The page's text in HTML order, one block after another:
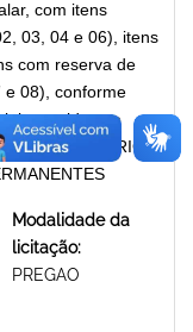
com itens
03, 04 e 06), itens
com reserva de
e 08), conforme
contidas no
E ACESSÓRIOS
Modalidade da
licitação:
PREGAO